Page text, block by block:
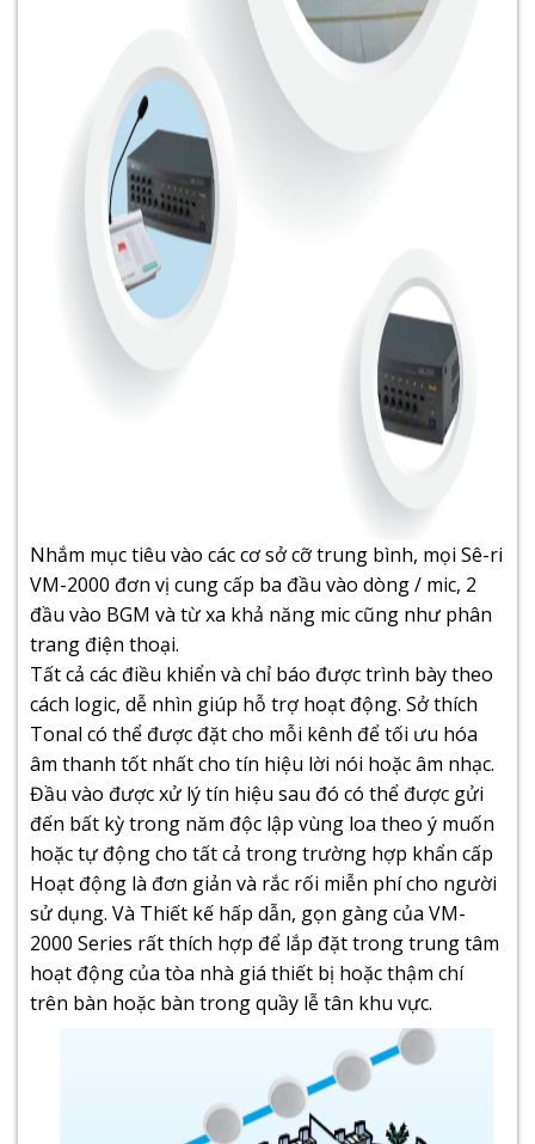
Nhắm mục tiêu vào các cơ sở cỡ trung bình, mọi Sê-ri
VM-2000 đơn vị cung cấp ba đầu vào dòng / mic, 2
đầu vào BGM và từ xa khả năng mic cũng như phân
trang điện thoại.
Tất cả các điều khiển và chỉ báo được trình bày theo
cách logic, dễ nhìn giúp hỗ trợ hoạt động. Sở thích
Tonal có thể được đặt cho mỗi kênh để tối ưu hóa
âm thanh tốt nhất cho tín hiệu lời nói hoặc âm nhạc.
Đầu vào được xử lý tín hiệu sau đó có thể được gửi
đến bất kỳ trong năm độc lập vùng loa theo ý muốn
hoặc tự động cho tất cả trong trường hợp khẩn cấp
Hoạt động là đơn giản và rắc rối miễn phí cho người
sử dụng. Và Thiết kế hấp dẫn, gọn gàng của VM-
2000 Series rất thích hợp để lắp đặt trong trung tâm
hoạt động của tòa nhà giá thiết bị hoặc thậm chí
trên bàn hoặc bàn trong quầy lễ tân khu vực.